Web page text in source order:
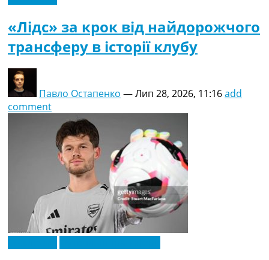
«Лідс» за крок від найдорожчого
трансферу в історії клубу
Павло Остапенко —Лип 28, 2026, 11:16add
comment